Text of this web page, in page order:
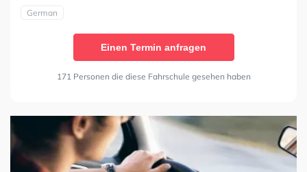
German
Einen Termin anfragen
171 Personen die diese Fahrschule gesehen haben